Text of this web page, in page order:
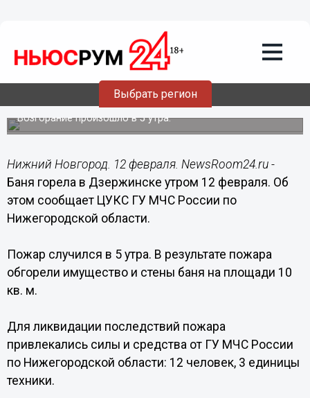
Выбрать регион
12.02.201711:54
Баня горела в Дзержинске утром 12
Возгорание произошло в 5 утра.
Нижний Новгород. 12 февраля. NewsRoom24.ru -
Баня горела в Дзержинске утром 12 февраля. Об
этом сообщает ЦУКС ГУ МЧС России по
Нижегородской области.
Пожар случился в 5 утра. В результате пожара
обгорели имущество и стены баня на площади 10
кв. м.
Для ликвидации последствий пожара
привлекались силы и средства от ГУ МЧС России
по Нижегородской области: 12 человек, 3 единицы
техники.